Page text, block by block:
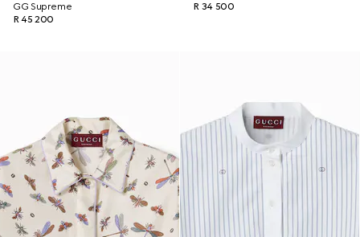
GG Supreme
R 45 200
R 34 500